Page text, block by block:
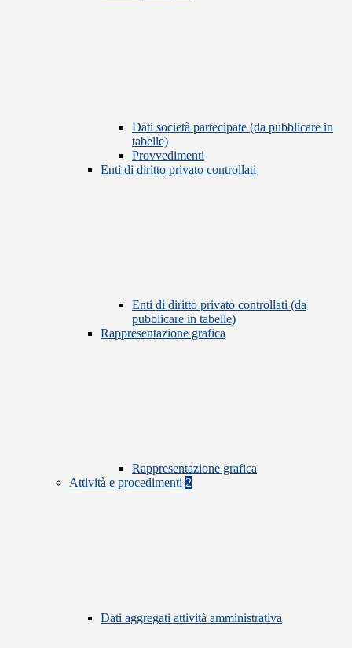
Dati società partecipate (da pubblicare in
tabelle)
Provvedimenti
Enti di diritto privato controllati
Enti di diritto privato controllati (da
pubblicare in tabelle)
Rappresentazione grafica
Rappresentazione grafica
Attività e procedimenti 2
Dati aggregati attività amministrativa